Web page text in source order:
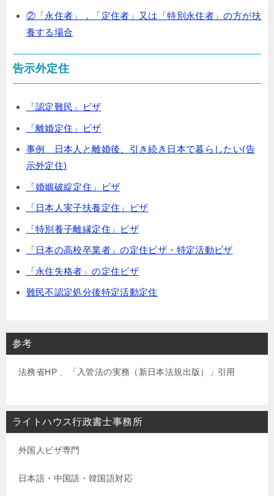
②「永住者」，「定住者」又は「特別永住者」の方が扶
養する場合
告示外定住
「認定難民」ビザ
「離婚定住」ビザ
事例 日本人と離婚後、引き続き日本で暮らしたい(告
示外定住)
「婚姻破綻定住」ビザ
「日本人実子扶養定住」ビザ
「特別養子離縁定住」ビザ
「日本の高校卒業者」の定住ビザ・特定活動ビザ
「永住失格者」の定住ビザ
難民不認定処分後特定活動定住
参考
法務省HP 、「入管法の実務（新日本法規出版）」引用
ライトハウス行政書士事務所
外国人ビザ専門
日本語・中国語・韓国語対応